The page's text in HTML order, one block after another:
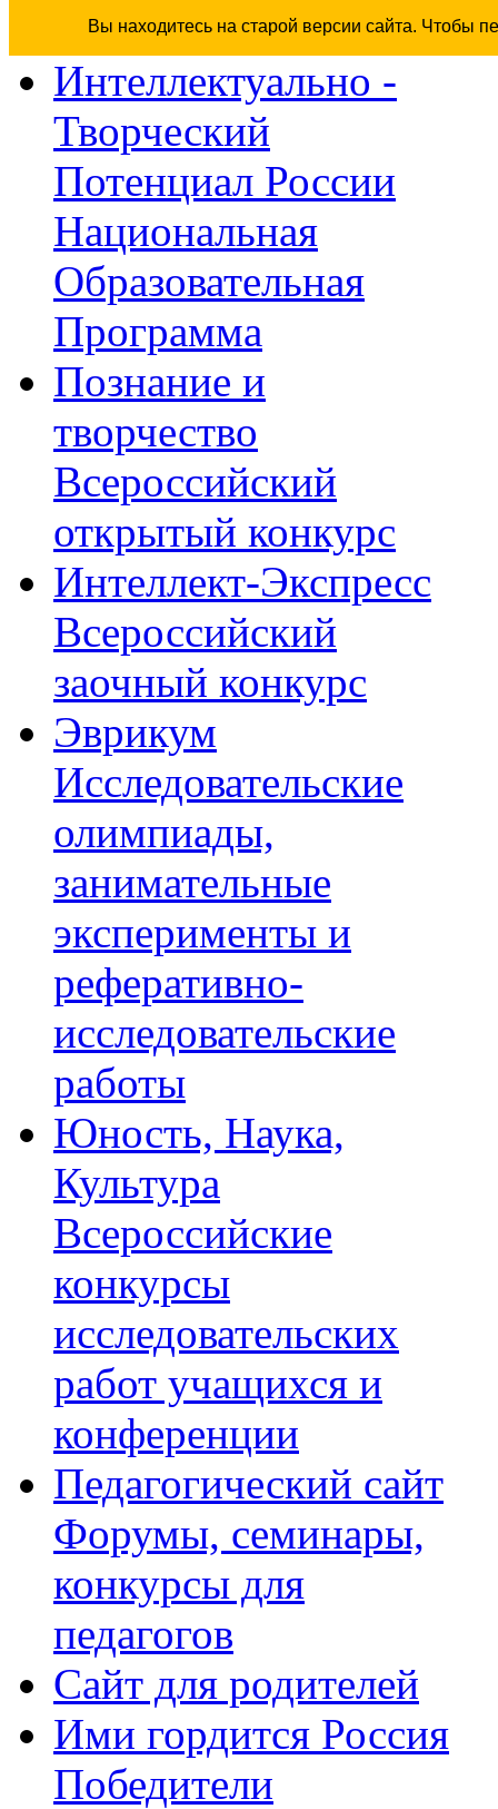
Вы находитесь на старой версии сайта. Чтобы
Интеллектуально -
Творческий
Потенциал России
Национальная
Образовательная
Программа
Познание и
творчество
Всероссийский
открытый конкурс
Интеллект-Экспресс
Всероссийский
заочный конкурс
Эврикум
Исследовательские
олимпиады,
занимательные
эксперименты и
реферативно-
исследовательские
работы
Юность, Наука,
Культура
Всероссийские
конкурсы
исследовательских
работ учащихся и
конференции
Педагогический сайт
Форумы, семинары,
конкурсы для
педагогов
Сайт для родителей
Ими гордится Россия
Победители